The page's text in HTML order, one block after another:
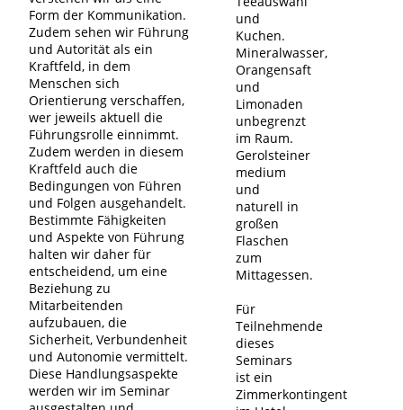
Form der Kommunikation.
Zudem sehen wir Führung
und Autorität als ein
Kraftfeld, in dem
Menschen sich
Orientierung verschaffen,
wer jeweils aktuell die
Führungsrolle einnimmt.
Zudem werden in diesem
Kraftfeld auch die
Bedingungen von Führen
und Folgen ausgehandelt.
Bestimmte Fähigkeiten
und Aspekte von Führung
halten wir daher für
entscheidend, um eine
Beziehung zu
Mitarbeitenden
aufzubauen, die
Sicherheit, Verbundenheit
und Autonomie vermittelt.
Diese Handlungsaspekte
werden wir im Seminar
und
Kuchen.
Mineralwasser,
Orangensaft
und
Limonaden
unbegrenzt
im Raum.
Gerolsteiner
medium
und
naturell in
großen
Flaschen
zum
Mittagessen.
Für
Teilnehmende
dieses
Seminars
ist ein
Zimmerkontingent